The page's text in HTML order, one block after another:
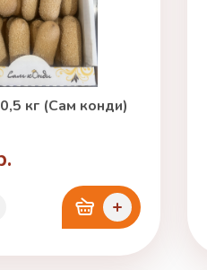
кг (Сам конди)